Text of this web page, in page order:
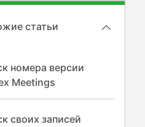
статьи
номера версии
Meetings
своих записей